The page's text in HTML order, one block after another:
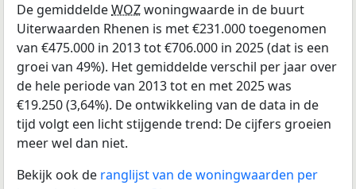
De gemiddeldeWOZwoningwaarde in de buurt
Uiterwaarden Rhenen is met €231.000 toegenomen
van €475.000 in 2013 tot €706.000 in 2025 (dat is een
groei van 49%). Het gemiddelde verschil per jaar over
de hele periode van 2013 tot en met 2025 was
€19.250 (3,64%). De ontwikkeling van de data in de
tijd volgt een licht stijgende trend: De cijfers groeien
meer wel dan niet.
Bekijk ook de ranglijst van de woningwaarden per